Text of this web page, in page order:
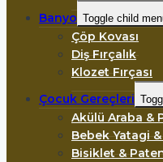
Banyo Toggle child
Çöp Kovası
Diş Fırçalık
Klozet Fırçası
Çocuk Gereçleri
Akülü Araba &
Bebek Yatagi
Bisiklet &